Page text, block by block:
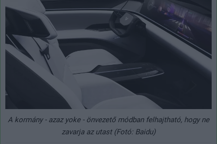
A kormány - azaz yoke - önvezető módban felhajtható, hogy ne
zavarja az utast (Fotó: Baidu)